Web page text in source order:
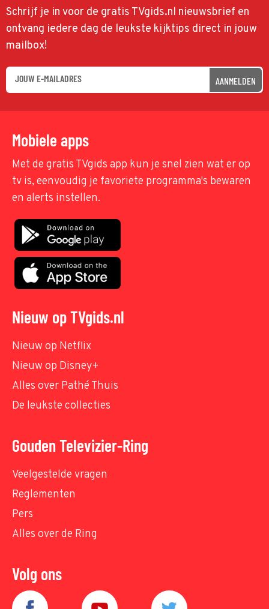
Schrijf je in voor de gratis TVgids.nl nieuwsbrief en
ontvang iedere dag de leukste kijktips direct in jouw
mailbox!
AANMELDEN
Mobiele apps
Met de gratis TVgids app kun je snel zien wat er op
tv is, eenvoudig je favoriete programma's bewaren
en alerts instellen.
Nieuw op TVgids.nl
Nieuw op Netflix
Nieuw op Disney+
Alles over Pathé Thuis
De leukste collecties
Gouden Televizier-Ring
Veelgestelde vragen
Reglementen
Pers
Alles over de Ring
Volg ons